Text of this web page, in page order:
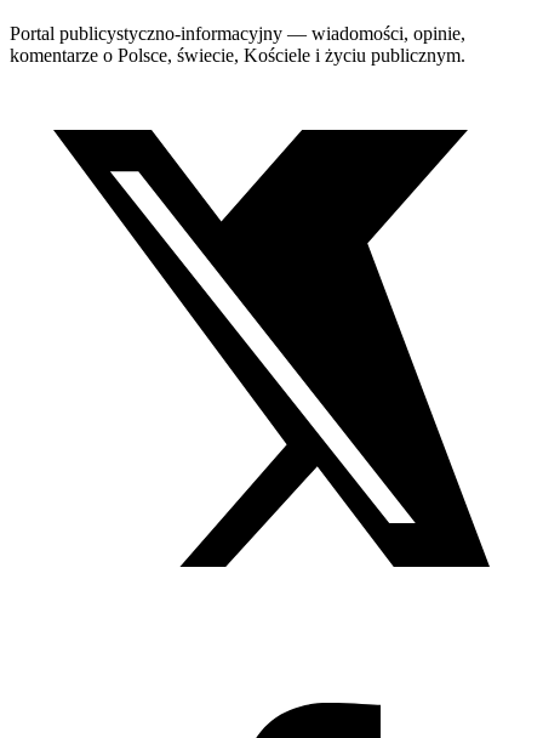
Portal publicystyczno-informacyjny — wiadomości, opinie,
komentarze o Polsce, świecie, Kościele i życiu publicznym.